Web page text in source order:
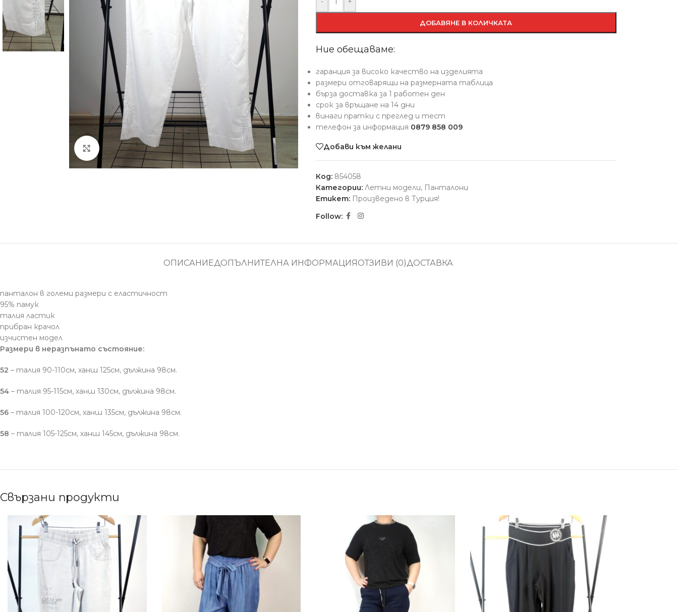
Увеличение
ДОБАВЯНЕ В КОЛИЧКАТА
Ние обещаваме:
гаранция за високо качество на изделията
размери отговарящи на размерната таблица
бърза доставка за 1 работен ден
срок за връщане на 14 дни
винаги пратки с преглед и тест
телефон за информация 0879 858 009
Добави към желани
Код: 854058
Категории: Летни модели, Панталони
Етикет: Произведено в Турция!
Follow:
ОПИСАНИЕДОПЪЛНИТЕЛНА ИНФОРМАЦИЯОТЗИВИ (0)ДОСТАВКА
панталон в големи размери с еластичност
95% памук
талия ластик
прибран крачол
изчистен модел
Размери в неразпънато състояние:
52 – талия 90-110см, ханш 125см, дължина 98см.
54 – талия 95-115см, ханш 130см, дължина 98см.
56 – талия 100-120см, ханш 135см, дължина 98см.
58 – талия 105-125см, ханш 145см, дължина 98см.
Свързани продукти